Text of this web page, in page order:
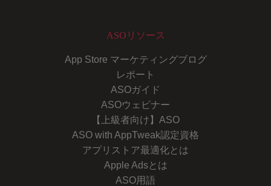
ASOリソース
App Store マーケティングブログ
レポート
ASOガイド
ASOウェビナー
【上級者向け】ASO
ASO with AppTweak認定資格
アプリストア最適化とは
Apple Adsとは
ASO用語